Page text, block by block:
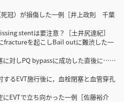
）が損傷した一例［井上政則 千葉
stentは要注意？［土井尻達紀］
を起こしBail outに難渋した一
対しPQ bypassに成功した直後に……
るEVT施行後に，血栓閉塞と血管穿孔
EVTで立ち向かった一例［佐藤裕介